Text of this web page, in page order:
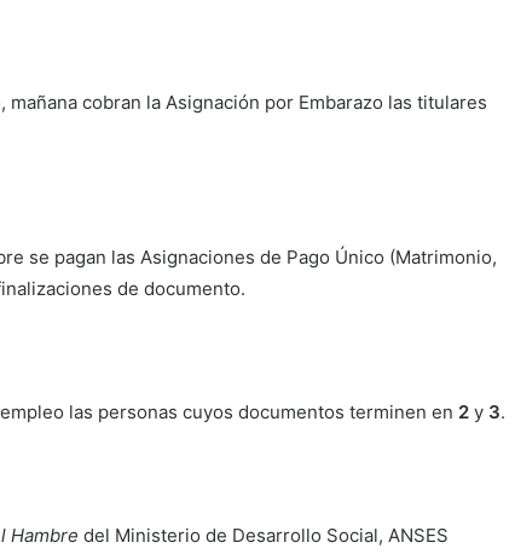
cobran la Asignación por Embarazo las titulares
se pagan las Asignaciones de Pago Único (Matrimonio,
de documento.
las personas cuyos documentos terminen en 2 y 3.
Hambre del Ministerio de Desarrollo Social, ANSES